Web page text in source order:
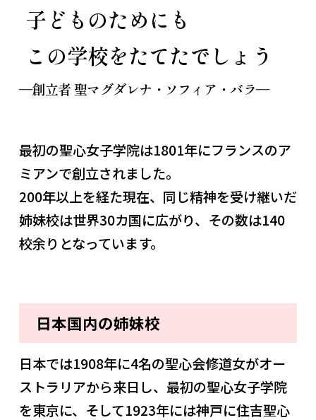
子どものためにも
この学校をたてたでしょう
―創立者 聖マグダレナ・ソフィア・バラ―
最初の聖心女子学院は1801年にフランスのア
ミアンで創立されました。
200年以上を経た現在、同じ精神を受け継いだ
姉妹校は世界30カ国に広がり、その数は140
校余りとなっています。
日本国内の姉妹校
日本では1908年に4名の聖心会修道女がオー
ストラリアから来日し、最初の聖心女子学院
を東京に、そして1923年には神戸に住吉聖心